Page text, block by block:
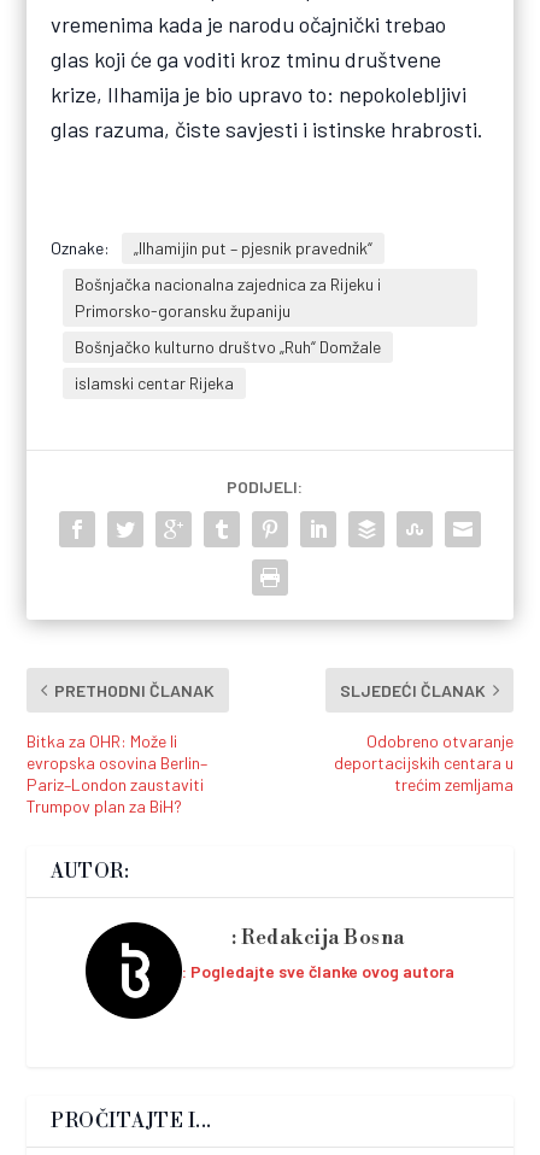
vremenima kada je narodu očajnički trebao
glas koji će ga voditi kroz tminu društvene
krize, Ilhamija je bio upravo to: nepokolebljivi
glas razuma, čiste savjesti i istinske hrabrosti.
Oznake:
„Ilhamijin put – pjesnik pravednik“
Bošnjačka nacionalna zajednica za Rijeku i
Primorsko-goransku županiju
Bošnjačko kulturno društvo „Ruh“ Domžale
islamski centar Rijeka
PODIJELI:
PRETHODNI ČLANAK
Bitka za OHR: Može li
evropska osovina Berlin–
Pariz–London zaustaviti
Trumpov plan za BiH?
SLJEDEĆI ČLANAK
Odobreno otvaranje
deportacijskih centara u
trećim zemljama
AUTOR:
Redakcija Bosna
Pogledajte sve članke ovog autora
PROČITAJTE I...